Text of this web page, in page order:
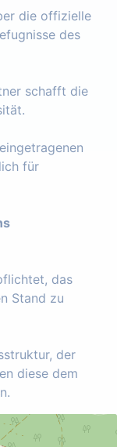
die offizielle
des
schafft die
für
das
Stand zu
der
diese dem